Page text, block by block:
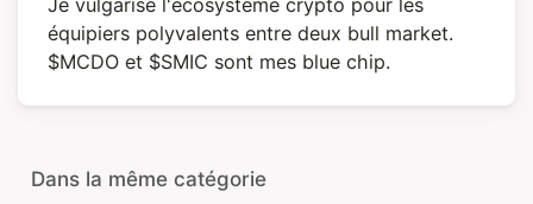
équipiers polyvalents entre deux bull market.
$MCDO et $SMIC sont mes blue chip.
Dans la même catégorie